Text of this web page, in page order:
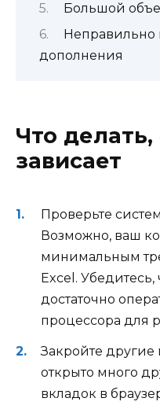
Большой
Неправильно
дополнения
Что
зависает
Проверьте
Возможно, ваш
минимальным
Excel.
достаточно
процессора для
Закройте
открыто много
вкладок в